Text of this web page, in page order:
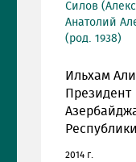
Силов
Анатолий
(род. 1938)
Ильхам
Президент
2014 г.